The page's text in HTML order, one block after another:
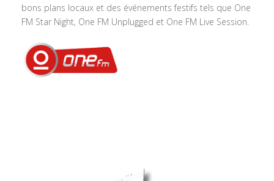
bons plans locaux et des événements festifs tels que One
FM Star Night, One FM Unplugged et One FM Live Session.